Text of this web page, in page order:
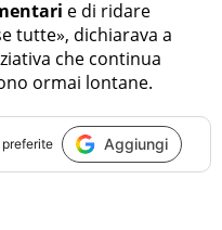
e di ridare
tutte», dichiarava a
che continua
ormai lontane.
Aggiungi